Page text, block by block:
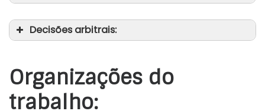
Decisões arbitrais:
Organizações do
trabalho: